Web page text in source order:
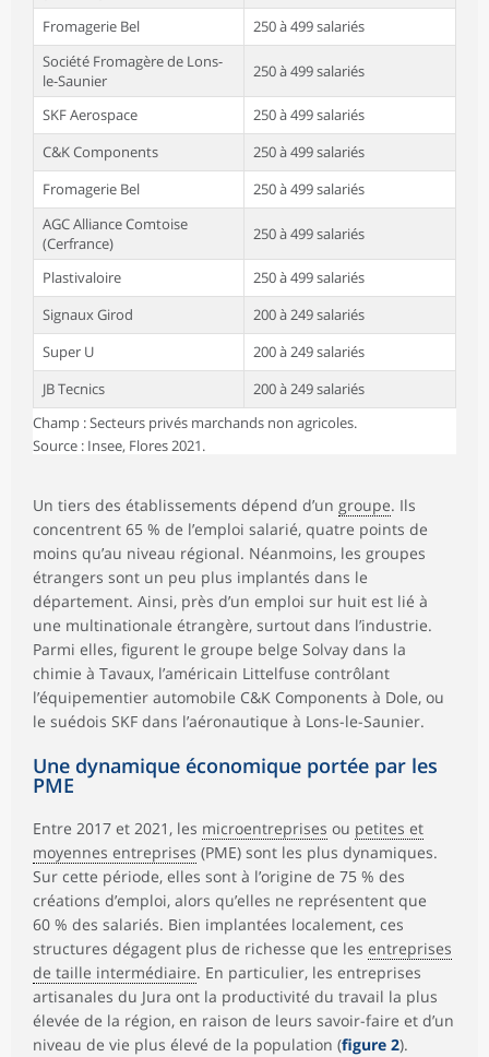
Fromagerie Bel
250 à 499 salariés
Société Fromagère de Lons-
le-Saunier
250 à 499 salariés
SKF Aerospace
250 à 499 salariés
C&K Components
250 à 499 salariés
Fromagerie Bel
250 à 499 salariés
AGC Alliance Comtoise
(Cerfrance)
250 à 499 salariés
Plastivaloire
250 à 499 salariés
Signaux Girod
200 à 249 salariés
Super U
200 à 249 salariés
JB Tecnics
200 à 249 salariés
Champ : Secteurs privés marchands non agricoles.
Source : Insee, Flores 2021.
Un tiers des établissements dépend d’un groupe. Ils
concentrent 65 % de l’emploi salarié, quatre points de
moins qu’au niveau régional. Néanmoins, les groupes
étrangers sont un peu plus implantés dans le
département. Ainsi, près d’un emploi sur huit est lié à
une multinationale étrangère, surtout dans l’industrie.
Parmi elles, figurent le groupe belge Solvay dans la
chimie à Tavaux, l’américain Littelfuse contrôlant
l’équipementier automobile C&K Components à Dole, ou
le suédois SKF dans l’aéronautique à Lons-le-Saunier.
Une dynamique économique portée par les
PME
Entre 2017 et 2021, les microentreprises ou petites et
moyennes entreprises (PME) sont les plus dynamiques.
Sur cette période, elles sont à l’origine de 75 % des
créations d’emploi, alors qu’elles ne représentent que
60 % des salariés. Bien implantées localement, ces
structures dégagent plus de richesse que les entreprises
de taille intermédiaire. En particulier, les entreprises
artisanales du Jura ont la productivité du travail la plus
élevée de la région, en raison de leurs savoir-faire et d’un
niveau de vie plus élevé de la population (figure 2).